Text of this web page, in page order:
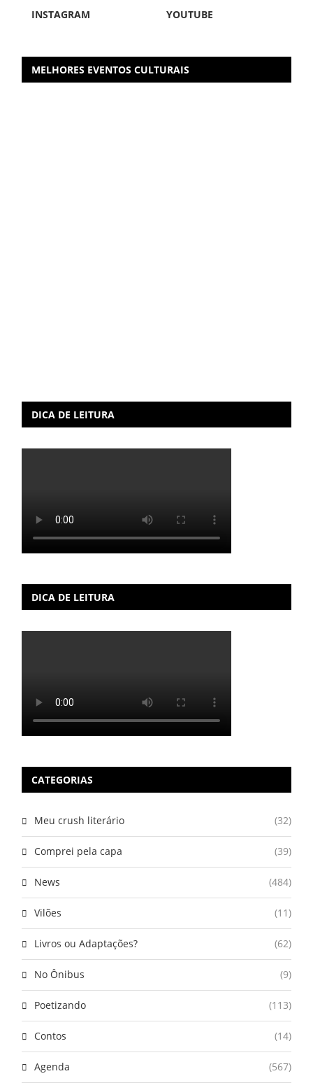
INSTAGRAM
YOUTUBE
MELHORES EVENTOS CULTURAIS
DICA DE LEITURA
DICA DE LEITURA
CATEGORIAS
Meu crush literário (32)
Comprei pela capa (39)
News (484)
Vilões (11)
Livros ou Adaptações? (62)
No Ônibus (9)
Poetizando (113)
Contos (14)
Agenda (567)